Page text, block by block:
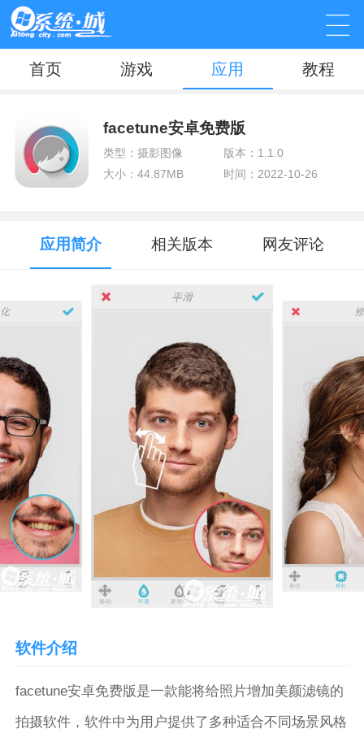
首页 游戏 应用 教程
facetune安卓免费版
类型：摄影图像
版本：1.1.0
大小：44.87MB
时间：2022-10-26
应用简介 相关版本 网友评论
软件介绍
facetune安卓免费版是一款能将给照片增加美颜滤镜的
拍摄软件，软件中为用户提供了多种适合不同场景风格